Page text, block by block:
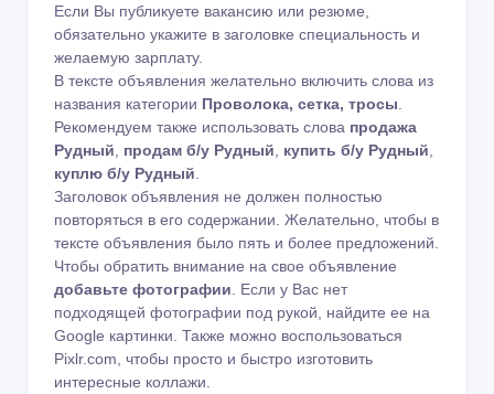
Если Вы публикуете вакансию или резюме,
обязательно укажите в заголовке специальность и
желаемую зарплату.
В тексте объявления желательно включить слова из
названия категории Проволока, сетка, тросы
Рекомендуем также использовать слова продажа
Рудный
продам б/у Рудный купить б/у Рудный
куплю б/у Рудный
Заголовок объявления не должен полностью
повторяться в его содержании. Желательно, чтобы в
тексте объявления было пять и более предложений.
Чтобы обратить внимание на свое объявление
добавьте фотографии . Если у Вас нет
подходящей фотографии под рукой, найдите ее на
Google картинки . Также можно воспользоваться
Pixlr.com , чтобы просто и быстро изготовить
интересные коллажи.